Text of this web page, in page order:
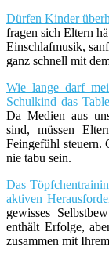
Dürfen Kinder
fragen sich Eltern
Einschlafmusik,
ganz schnell mit
Wie lange darf
Schulkind das
Da Medien aus
sind, müssen
Feingefühl steuern.
nie tabu sein.
Das
aktiven
gewisses
enthält Erfolge,
zusammen mit